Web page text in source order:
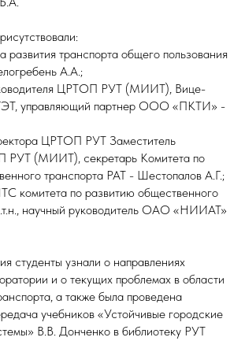
развития транспорта общего пользования
А.А.;
ЦРТОП РУТ (МИИТ), Вице-
управляющий партнер ООО «ПКТИ» -
ЦРТОП РУТ Заместитель
РУТ (МИИТ), секретарь Комитета по
транспорта РАТ - Шестопалов А.Г.;
комитета по развитию общественного
научный руководитель ОАО «НИИАТ»
студенты узнали о направлениях
и о текущих проблемах в области
а также была проведена
учебников «Устойчивые городские
В.В. Донченко в библиотеку РУТ